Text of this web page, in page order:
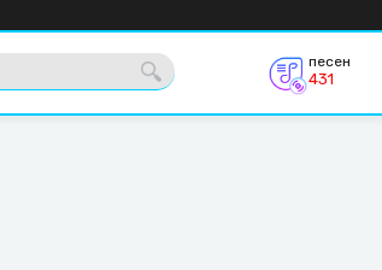
песен
431